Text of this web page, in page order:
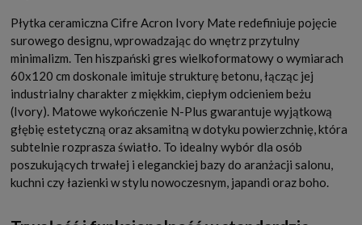
Płytka ceramiczna Cifre Acron Ivory Mate redefiniuje pojęcie
surowego designu, wprowadzając do wnętrz przytulny
minimalizm. Ten hiszpański gres wielkoformatowy o wymiarach
60x120 cm doskonale imituje strukturę betonu, łącząc jej
industrialny charakter z miękkim, ciepłym odcieniem beżu
(Ivory). Matowe wykończenie N-Plus gwarantuje wyjątkową
głębię estetyczną oraz aksamitną w dotyku powierzchnię, która
subtelnie rozprasza światło. To idealny wybór dla osób
poszukujących trwałej i eleganckiej bazy do aranżacji salonu,
kuchni czy łazienki w stylu nowoczesnym, japandi oraz boho.